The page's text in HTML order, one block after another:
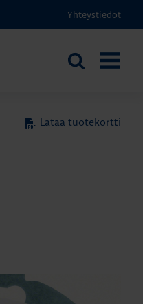
Yhteystiedot
Etsi
Lataa tuotekortti